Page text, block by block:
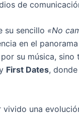
de
su sencillo «No
en el
su música,
First Dates,
una